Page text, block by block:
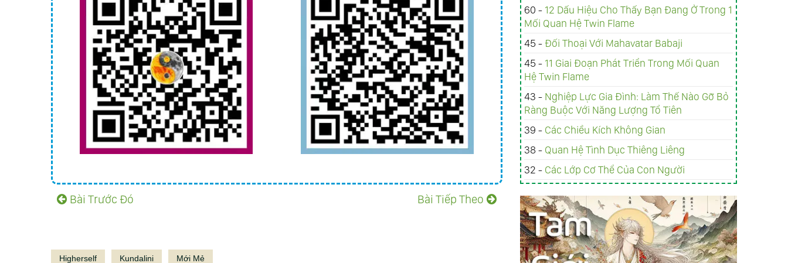
Bài Trước Đó Bài Tiếp Theo
Higherself Kundalini Mới Mẻ
60 - 12 Dấu Hiệu Cho Thấy Bạn Đang Ở Trong 1
Mối Quan Hệ Twin Flame
45 -Đối Thoại Với Mahavatar Babaji
45 - 11 Giai Đoạn Phát Triển Trong Mối Quan
Hệ Twin Flame
43 - Nghiệp Lực Gia Đình: Làm Thế Nào Gỡ Bỏ
Ràng Buộc Với Năng Lượng Tổ Tiên
39 - Các Chiều Kích Không Gian
38 - Quan Hệ Tình Dục Thiêng Liêng
32 - Các Lớp Cơ Thể Của Con Người